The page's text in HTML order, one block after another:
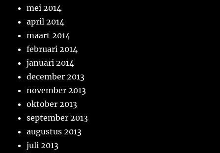
mei 2014
april 2014
maart 2014
februari 2014
januari 2014
december 2013
november 2013
oktober 2013
september 2013
augustus 2013
juli 2013